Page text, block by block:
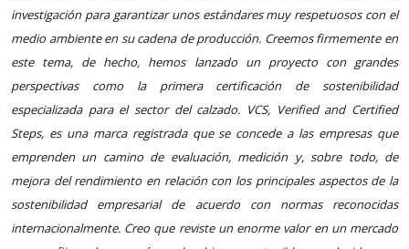
investigación para garantizar unos estándares muy respetuosos con el
medio ambiente en su cadena de producción. Creemos firmemente en
este tema, de hecho, hemos lanzado un proyecto con grandes
perspectivas como la primera certificación de sostenibilidad
especializada para el sector del calzado. VCS, Verified and Certified
Steps, es una marca registrada que se concede a las empresas que
emprenden un camino de evaluación, medición y, sobre todo, de
mejora del rendimiento en relación con los principales aspectos de la
sostenibilidad empresarial de acuerdo con normas reconocidas
internacionalmente. Creo que reviste un enorme valor en un mercado